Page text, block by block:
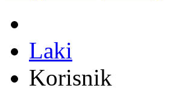
Laki
Korisnik